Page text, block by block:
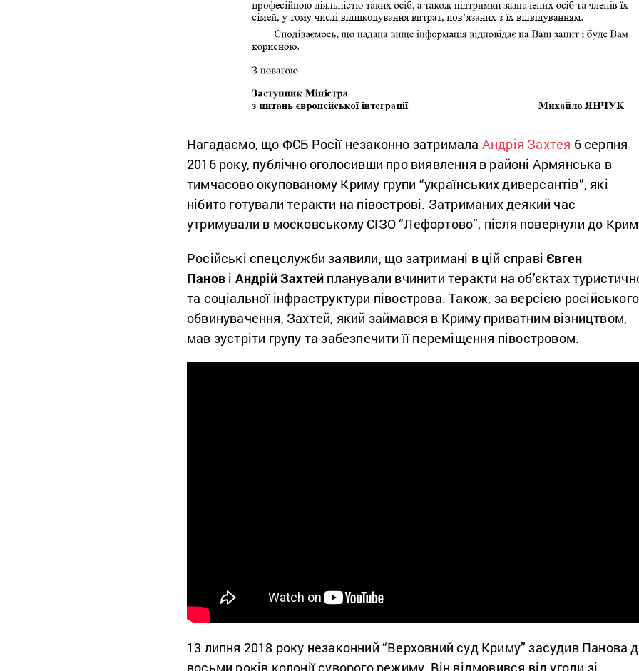
Нагадаємо, що ФСБ Росії незаконно затримала Андрія Захтея 6 серпня
2016 року, публічно оголосивши про виявлення в районі Армянська в
тимчасово окупованому Криму групи “українських диверсантів”, які
нібито готували теракти на півострові. Затриманих деякий час
утримували в московському СІЗО “Лефортово”, після повернули до
Російські спецслужби заявили, що затримані в цій справі Євген
Панов і Андрій Захтей планували вчинити теракти на об’єктах
та соціальної інфраструктури півострова. Також, за версією російського
обвинувачення, Захтей, який займався в Криму приватним візництвом,
мав зустріти групу та забезпечити її переміщення півостровом.
13 липня 2018 року незаконний “Верховний суд Криму” засудив Панова
восьми років колонії суворого режиму. Він відмовився від угоди зі